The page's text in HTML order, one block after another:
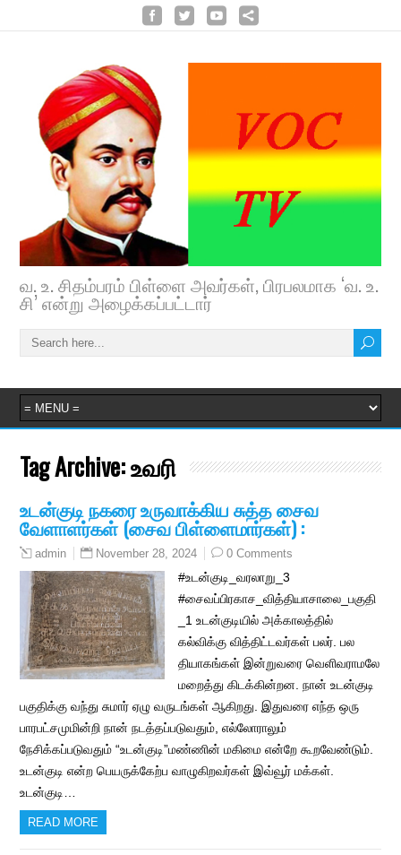
வ. உ. சிதம்பரம் பிள்ளை அவர்கள், பிரபலமாக ‘வ. உ.
சி’ என்று அழைக்கப்பட்டார்
Tag Archive:உவரி
உடன்குடி நகரை உருவாக்கிய சுத்த சைவ
வேளாளர்கள் (சைவ பிள்ளைமார்கள்) :
admin November 28, 2024 0 Comments
#உடன்குடி_வரலாறு_3
#சைவப்பிரகாச_வித்தியாசாலை_பகுதி
_1 உடன்குடியில் அக்காலத்தில்
கல்விக்கு வித்திட்டவர்கள் பலர். பல
தியாகங்கள் இன்றுவரை வெளிவராமலே
மறைத்து கிடக்கின்றன. நான் உடன்குடி
பகுதிக்கு வந்து சுமார் ஏழு வருடங்கள் ஆகிறது. இதுவரை எந்த ஒரு
பாரபட்சமுமின்றி நான் நடத்தப்படுவதும், எல்லோராலும்
நேசிக்கப்படுவதும் “உடன்குடி”மண்ணின் மகிமை என்றே கூறவேண்டும்.
உடன்குடி என்ற பெயருக்கேற்ப வாழுகிறவர்கள் இவ்வூர் மக்கள்.
உடன்குடி…
READ MORE